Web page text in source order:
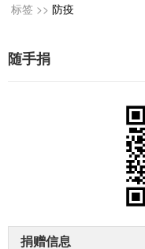
标签 >> 防疫
随手捐
捐赠信息